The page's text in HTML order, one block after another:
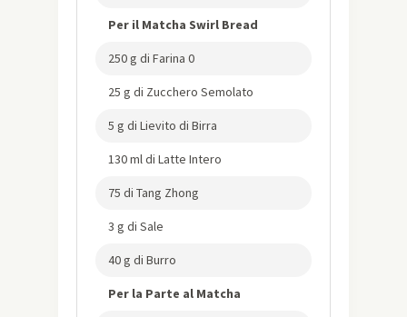
Per il Matcha Swirl Bread
250 g di Farina 0
25 g di Zucchero Semolato
5 g di Lievito di Birra
130 ml di Latte Intero
75 di Tang Zhong
3 g di Sale
40 g di Burro
Per la Parte al Matcha